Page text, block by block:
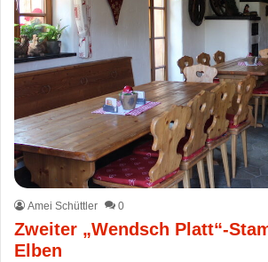
Amei Schüttler 0
Zweiter „Wendsch Platt“-
Elben